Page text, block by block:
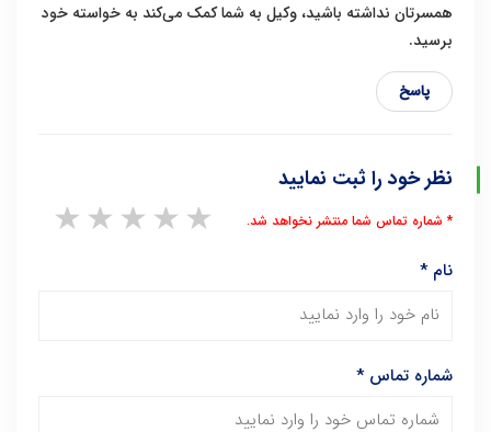
همسرتان نداشته باشید، وکیل به شما کمک می‌کند به خواسته خود
برسید.
پاسخ
نظر خود را ثبت نمایید
5 stars
4 stars
3 stars
2 stars * شماره تماس شما منتشر نخواهد شد.
نام*
شماره تماس*